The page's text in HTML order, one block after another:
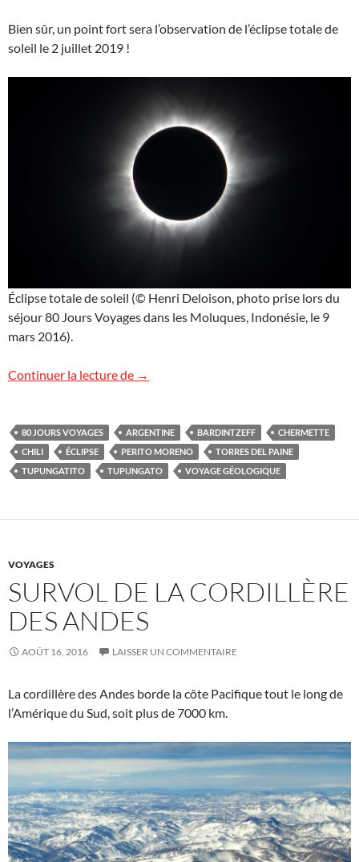
Bien sûr, un point fort sera l’observation de l’éclipse totale de
soleil le 2 juillet 2019 !
Éclipse totale de soleil (© Henri Deloison, photo prise lors du
séjour 80 Jours Voyages dans les Moluques, Indonésie, le 9
mars 2016).
Continuer la lecture de Voyage géologique et éclipse, Argentine
→
80 JOURS VOYAGES ARGENTINE BARDINTZEFF
CHERMETTE
CHILI
ÉCLIPSE PERITO MORENO
TORRES DEL PAINE
TUPUNGATITO
TUPUNGATO VOYAGE GÉOLOGIQUE
VOYAGES
SURVOL DE LA CORDILLÈRE
DES ANDES
AOÛT 16, 2016 LAISSER UN COMMENTAIRE
La cordillère des Andes borde la côte Pacifique tout le long de
l’Amérique du Sud, soit plus de 7000 km.